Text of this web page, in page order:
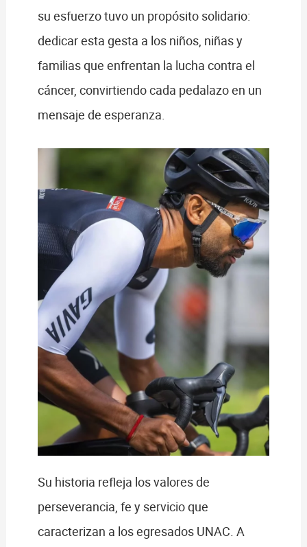
su esfuerzo tuvo un propósito solidario:
dedicar esta gesta a los niños, niñas y
familias que enfrentan la lucha contra el
cáncer, convirtiendo cada pedalazo en un
mensaje de esperanza.
Su historia refleja los valores de
perseverancia, fe y servicio que
caracterizan a los egresados UNAC. A